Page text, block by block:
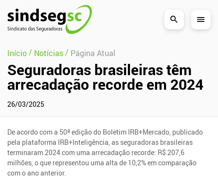
Pular Navegação (s)
Início/ Notícias/ Página Atual
Seguradoras brasileiras têm
arrecadação recorde em 2024
26/03/2025
De acordo com a 50ª edição do Boletim IRB+Mercado, publicado
pela plataforma IRB+Inteligência, as seguradoras brasileiras
terminaram 2024 com uma arrecadação recorde: R$ 207,6
milhões, o que representou uma alta de 10,2% em comparação
com o ano anterior.